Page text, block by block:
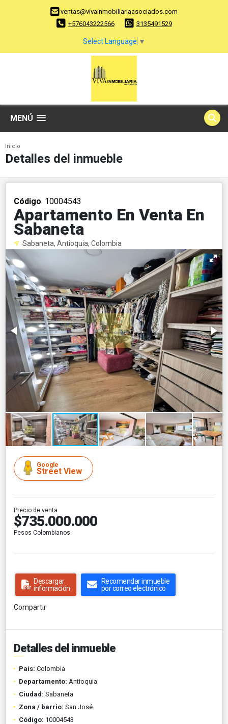
ventas@vivainmobiliariaasociados.com
+576043222566
3135491529
Select Language ▼
MENÚ
Inicio
Detalles del inmueble
Código. 10004543
Apartamento En Venta En
Sabaneta
Sabaneta, Antioquia, Colombia
Google
Street View
Precio de venta
$735.000.000
Pesos Colombianos
Descargar
información
Recomendar inmueble
por correo electrónico
Compartir
Detalles del inmueble
País: Colombia
Departamento: Antioquia
Ciudad: Sabaneta
Zona / barrio: San José
Código: 10004543